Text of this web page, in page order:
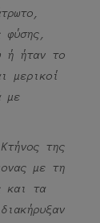
φύσης,
ή ήταν το
μερικοί
με
της
με τη
και τα